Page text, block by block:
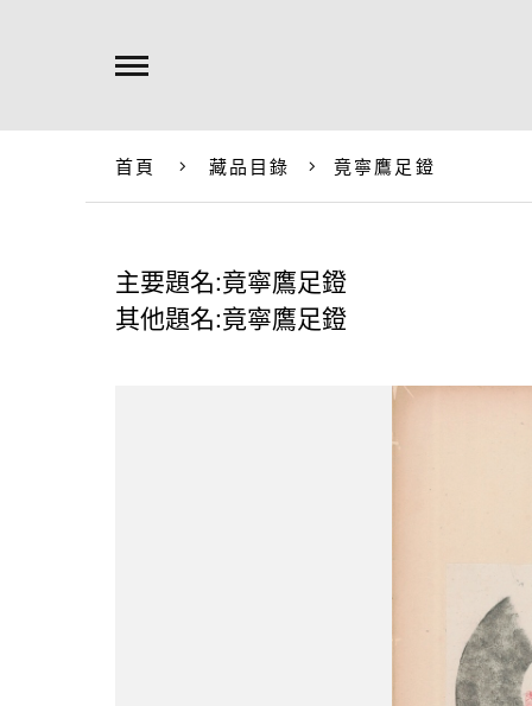
首頁 藏品目錄 竟寧鷹足鐙
主要題名:竟寧鷹足鐙
其他題名:竟寧鷹足鐙